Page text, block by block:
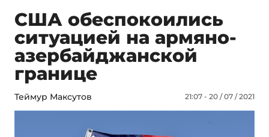
США обеспокоились
ситуацией на армяно-
азербайджанской
границе
Теймур Максутов 21:07 - 20 / 07 / 2021